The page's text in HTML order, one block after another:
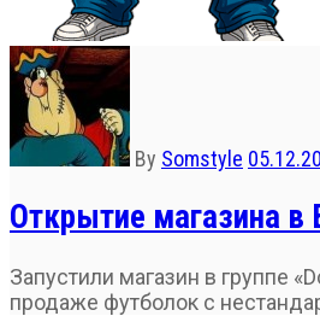
By Somstyle
Открытие магазина в
Запустили магазин в группе
продаже футболок с